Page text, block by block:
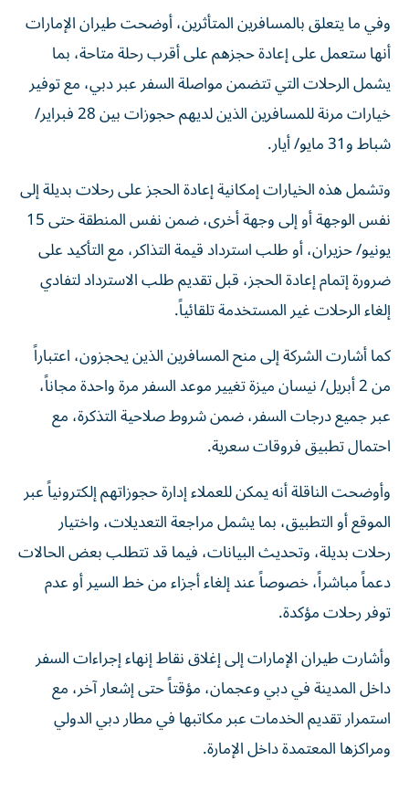
وفي ما يتعلق بالمسافرين المتأثرين، أوضحت طيران الإمارات
أنها ستعمل على إعادة حجزهم على أقرب رحلة متاحة، بما
يشمل الرحلات التي تتضمن مواصلة السفر عبر دبي، مع توفير
خيارات مرنة للمسافرين الذين لديهم حجوزات بين 28 فبراير/
شباط و31 مايو/ أيار.
وتشمل هذه الخيارات إمكانية إعادة الحجز على رحلات بديلة إلى
نفس الوجهة أو إلى وجهة أخرى، ضمن نفس المنطقة حتى 15
يونيو/ حزيران، أو طلب استرداد قيمة التذاكر، مع التأكيد على
ضرورة إتمام إعادة الحجز، قبل تقديم طلب الاسترداد لتفادي
إلغاء الرحلات غير المستخدمة تلقائياً.
كما أشارت الشركة إلى منح المسافرين الذين يحجزون، اعتباراً
من 2 أبريل/ نيسان ميزة تغيير موعد السفر مرة واحدة مجاناً،
عبر جميع درجات السفر، ضمن شروط صلاحية التذكرة، مع
احتمال تطبيق فروقات سعرية.
وأوضحت الناقلة أنه يمكن للعملاء إدارة حجوزاتهم إلكترونياً عبر
الموقع أو التطبيق، بما يشمل مراجعة التعديلات، واختيار
رحلات بديلة، وتحديث البيانات، فيما قد تتطلب بعض الحالات
دعماً مباشراً، خصوصاً عند إلغاء أجزاء من خط السير أو عدم
توفر رحلات مؤكدة.
وأشارت طيران الإمارات إلى إغلاق نقاط إنهاء إجراءات السفر
داخل المدينة في دبي وعجمان، مؤقتاً حتى إشعار آخر، مع
استمرار تقديم الخدمات عبر مكاتبها في مطار دبي الدولي
ومراكزها المعتمدة داخل الإمارة.